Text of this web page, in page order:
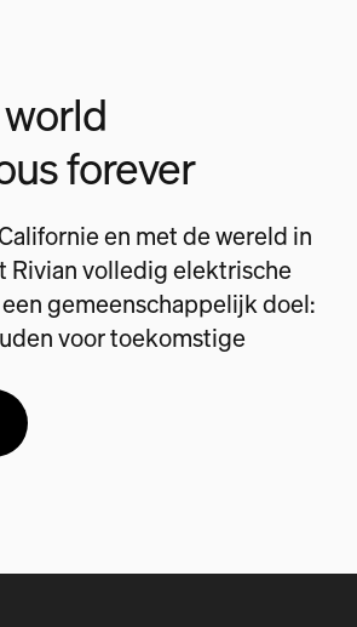
forever
en met de wereld in
Rivian volledig elektrische
gemeenschappelijk doel:
voor toekomstige